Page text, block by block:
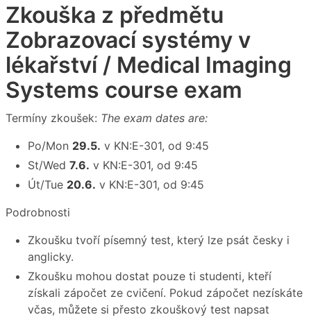
Zkouška z předmětu
Zobrazovací systémy v
lékařství / Medical Imaging
Systems course exam
Termíny zkoušek: The exam dates are:
Po/Mon 29.5. v KN:E-301, od 9:45
St/Wed 7.6. v KN:E-301, od 9:45
Út/Tue 20.6. v KN:E-301, od 9:45
Podrobnosti
Zkoušku tvoří písemný test, který lze psát česky i
anglicky.
Zkoušku mohou dostat pouze ti studenti, kteří
získali zápočet ze cvičení. Pokud zápočet nezískáte
včas, můžete si přesto zkouškový test napsat